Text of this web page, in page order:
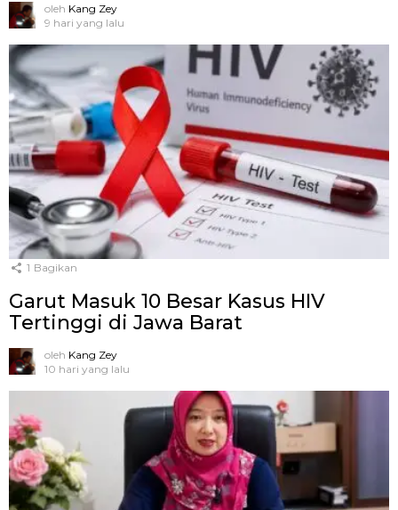
oleh Kang Zey
9 hari yang lalu
1 Bagikan
Garut Masuk 10 Besar Kasus HIV
Tertinggi di Jawa Barat
oleh Kang Zey
10 hari yang lalu